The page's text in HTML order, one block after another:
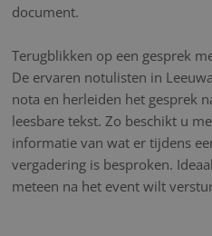
document.
Terugblikken op een gesprek
De ervaren notulisten in
nota en herleiden het gesprek
leesbare tekst. Zo beschikt u
informatie van wat er tijdens
vergadering is besproken.
meteen na het event wilt